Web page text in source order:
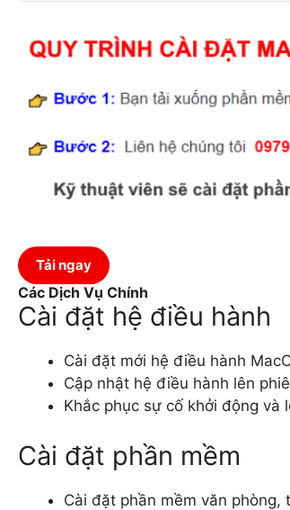
Tải ngay
Các Dịch Vụ Chính
Cài đặt hệ điều hành
Cài đặt mới hệ điều hành
Cập nhật hệ điều hành lên
Khắc phục sự cố khởi động và
Cài đặt phần mềm
Cài đặt phần mềm văn phòng,